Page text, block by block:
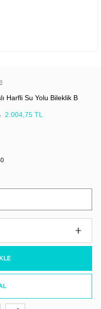
Harfli Su Yolu Bileklik B
2.004,75 TL